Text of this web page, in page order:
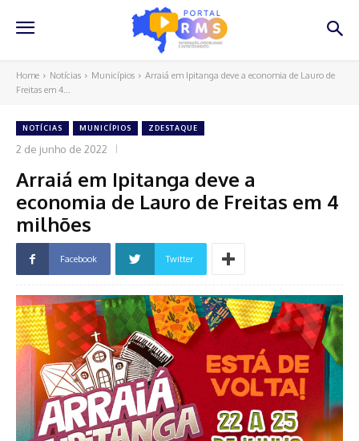
Home Notícias Municípios
Arraiá em Ipitanga deve a economia de Lauro de
Freitas em 4...
NOTÍCIAS MUNICÍPIOS ZDESTAQUE
2 de junho de 2022
Arraiá em Ipitanga deve a
economia de Lauro de Freitas em 4
milhões
Facebook Twitter